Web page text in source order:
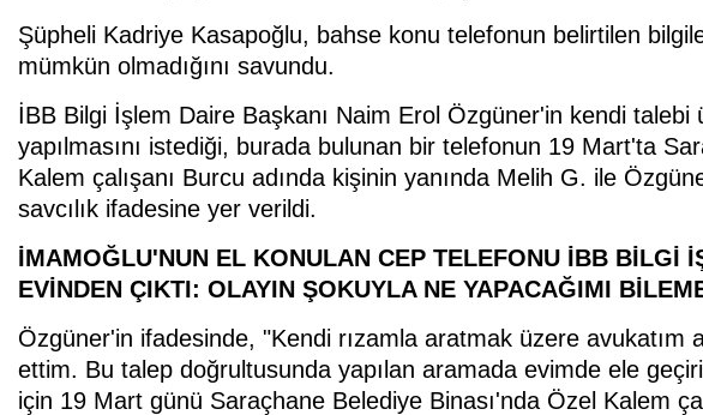
Şüpheli Kadriye Kasapoğlu, bahse konu telefonun belirtilen
mümkün olmadığını savundu.
İBB Bilgi İşlem Daire Başkanı Naim Erol Özgüner'in kendi talebi
yapılmasını istediği, burada bulunan bir telefonun 19 Mart'ta
Kalem çalışanı Burcu adında kişinin yanında Melih G. ile
savcılık ifadesine yer verildi.
İMAMOĞLU'NUN EL KONULAN CEP TELEFONU İBB BİLGİ
EVİNDEN ÇIKTI: OLAYIN ŞOKUYLA NE YAPACAĞIMI
Özgüner'in ifadesinde, "Kendi rızamla aratmak üzere avukatım
ettim. Bu talep doğrultusunda yapılan aramada evimde ele
için 19 Mart günü Saraçhane Belediye Binası'nda Özel Kalem